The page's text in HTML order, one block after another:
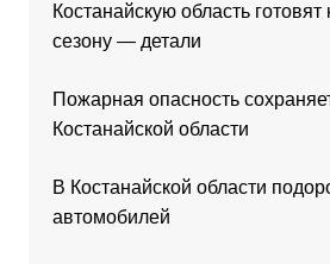
Костанайскую область
сезону — детали
Пожарная опасность
Костанайской области
В Костанайской области
автомобилей